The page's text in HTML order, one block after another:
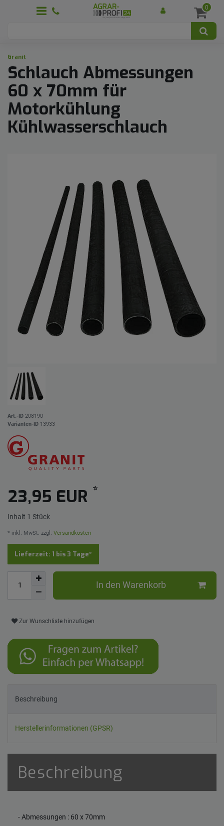
0
Granit
Schlauch Abmessungen
60 x 70mm für
Motorkühlung
Kühlwasserschlauch
Art.-ID 208190
Varianten-ID 13933
23,95 EUR *
Inhalt 1 Stück
* inkl. MwSt. zzgl. Versandkosten
Lieferzeit: 1 bis 3 Tage*
In den Warenkorb
Zur Wunschliste hinzufügen
Beschreibung
Herstellerinformationen (GPSR)
Beschreibung
- Abmessungen : 60 x 70mm